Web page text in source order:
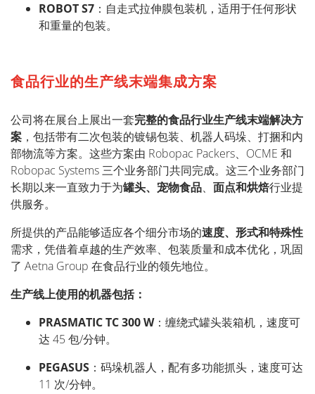
ROBOT S7 ：自走式拉伸膜包装机，适用于任何形状
和重量的包装。
食品行业的生产线末端集成方案
公司将在展台上展出一套完整的食品行业生产线末端解决方
案 ，包括带有二次包装的镀锡包装、机器人码垛、打捆和内
部物流等方案。这些方案由 Robopac Packers、 OCME 和
Robopac Systems三个业务部门共同完成。这三个业务部门
长期以来一直致力于为罐头、宠物食品、 面点和烘焙行业提
供服务。
所提供的产品能够适应各个细分市场的速度、形式和特殊性
需求，凭借着卓越的生产效率、包装质量和成本优化，巩固
了 Aetna Group 在食品行业的领先地位。
生产线上使用的机器包括：
PRASMATIC TC 300 W：缠绕式罐头装箱机，速度可
达 45 包/分钟。
PEGASUS ：码垛机器人，配有多功能抓头，速度可达
11 次/分钟。